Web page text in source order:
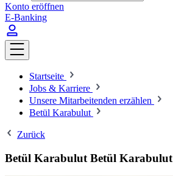
Konto eröffnen
E-Banking
Startseite
Jobs & Karriere
Unsere Mitarbeitenden erzählen
Betül Karabulut
Zurück
Betül Karabulut Betül Karabulut